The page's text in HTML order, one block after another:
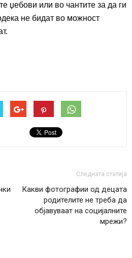
џебови или во чантите за да ги
не бидат во можност
Следната статија
Какви фотографии од децата
родителите не треба да
објавуваат на социјалните
мрежи?